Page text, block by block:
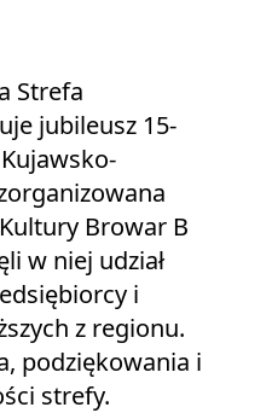
Strefa
jubileusz 15-
Browar B
w niej udział
i
z regionu.
podziękowania i
strefy.